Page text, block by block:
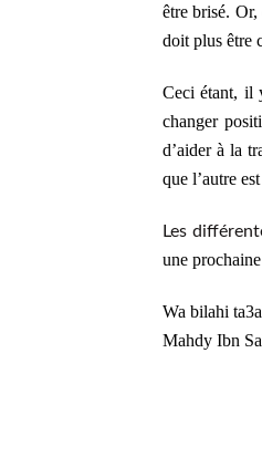
être brisé.
doit plus être
Ceci étant, il
changer
d’aider à la
que l’autre
Les
une
Wa bilahi
Mahdy Ibn